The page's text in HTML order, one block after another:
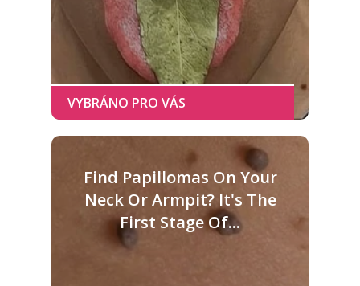
Find Papillomas On Your
Neck Or Armpit? It's The
First Stage Of...